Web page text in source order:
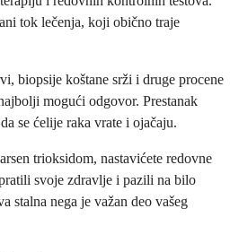
tok lečenja, koji obično traje
biopsije koštane srži i druge procene
mogući odgovor. Prestanak
se ćelije raka vrate i ojačaju.
trioksidom, nastavićete redovne
svoje zdravlje i pazili na bilo
stalna nega je važan deo vašeg